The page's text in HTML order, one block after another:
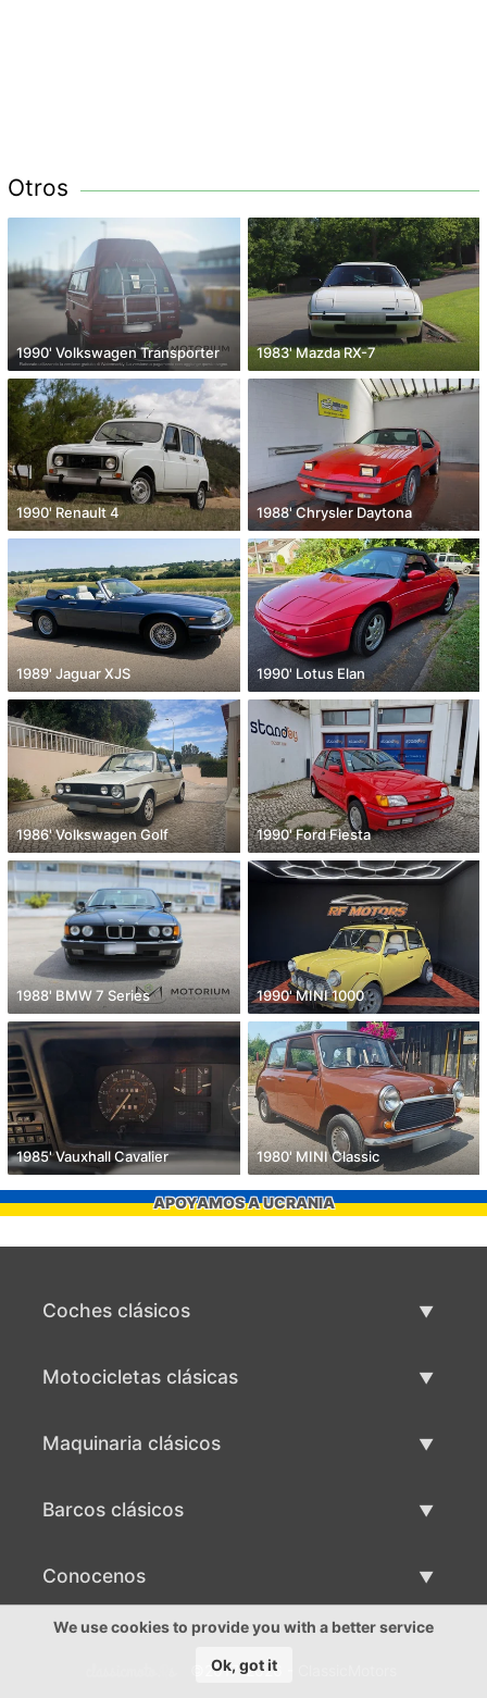
Otros
1990' Volkswagen Transporter 1983' Mazda RX-7
1990' Renault 4 1988' Chrysler Daytona
1989' Jaguar XJS 1990' Lotus Elan
1986' Volkswagen Golf 1990' Ford Fiesta
1988' BMW 7 Series 1990' MINI 1000
1985' Vauxhall Cavalier 1980' MINI Classic
APOYAMOS A UCRANIA
Coches clásicos
Motocicletas clásicas
Maquinaria clásicos
Barcos clásicos
Vende barco clásico
Conocenos
Conocenos
©2017-2026 - ClassicMotors
We use cookies to provide you with a better service
Ok, got it